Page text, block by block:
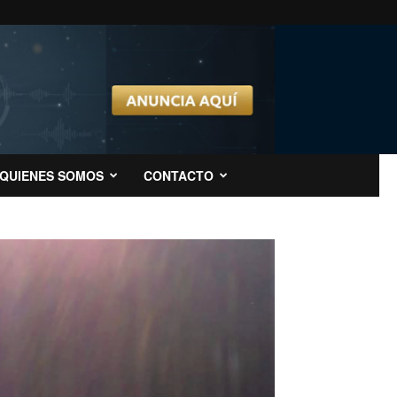
QUIENES SOMOS CONTACTO